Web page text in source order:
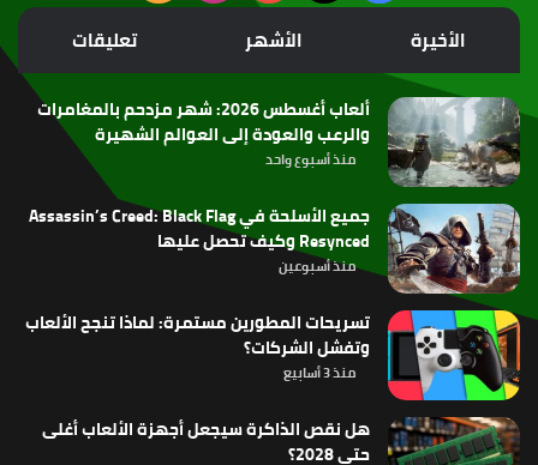
الموقع
RSS
الأخيرة الأشهر تعليقات
ألعاب أغسطس 2026: شهر مزدحم بالمغامرات
والرعب والعودة إلى العوالم الشهيرة
منذ أسبوع واحد
جميع الأسلحة في Assassin’s Creed: Black Flag
Resynced وكيف تحصل عليها
منذ أسبوعين
تسريحات المطورين مستمرة: لماذا تنجح الألعاب
وتفشل الشركات؟
منذ 3 أسابيع
هل نقص الذاكرة سيجعل أجهزة الألعاب أغلى
حتى 2028؟